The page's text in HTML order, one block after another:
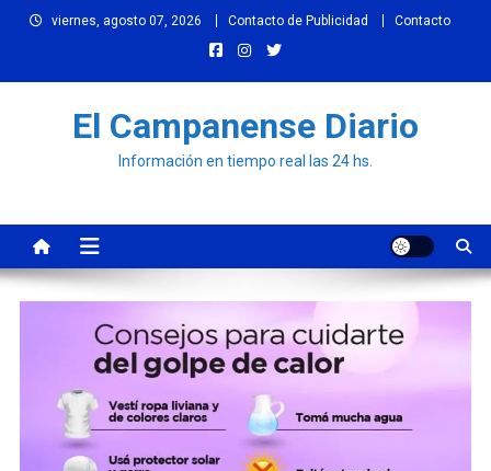
viernes, agosto 07, 2026 Contacto de Publicidad Contacto
El Campanense Diario
Información en tiempo real las 24 hs.